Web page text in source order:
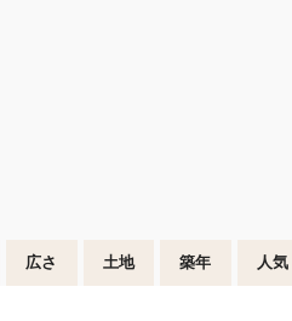
広さ 土地 築年 人気